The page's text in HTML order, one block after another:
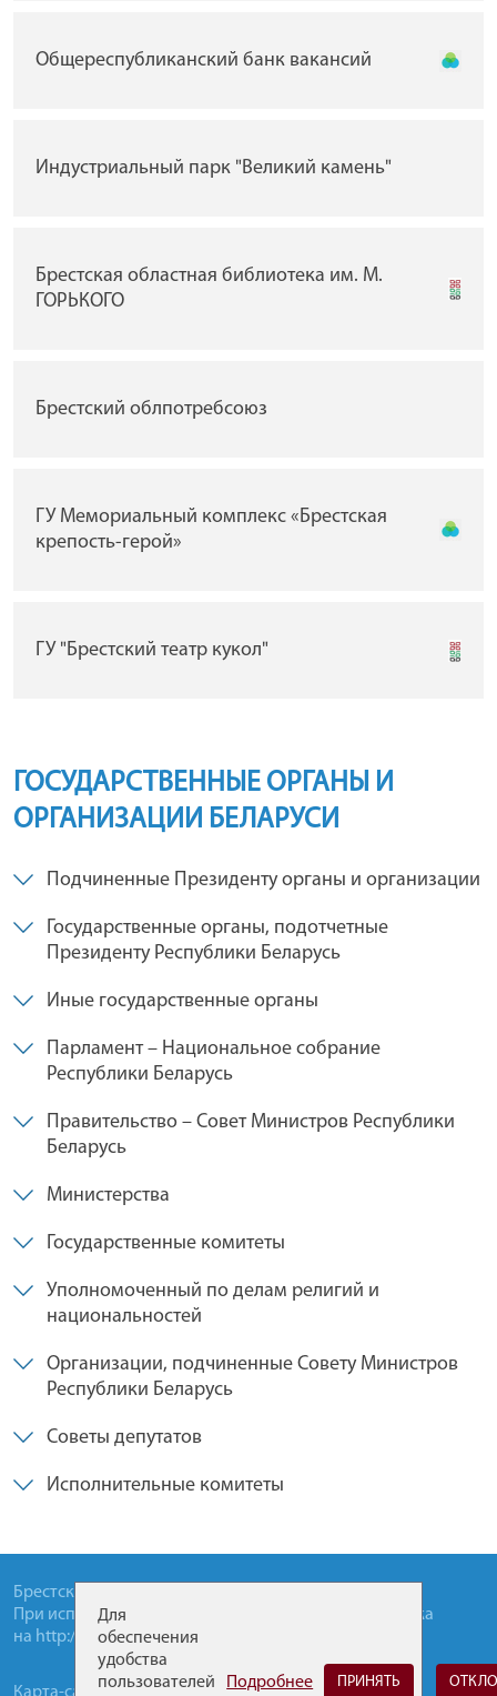
Общереспубликанский банк вакансий
Индустриальный парк "Великий камень"
Брестская областная библиотека им. М.
ГОРЬКОГО
Брестский облпотребсоюз
ГУ Мемориальный комплекс «Брестская
крепость-герой»
ГУ "Брестский театр кукол"
ГОСУДАРСТВЕННЫЕ ОРГАНЫ И
ОРГАНИЗАЦИИ БЕЛАРУСИ
Подчиненные Президенту органы и организации
Государственные органы, подотчетные
Президенту Республики Беларусь
Иные государственные органы
Парламент – Национальное собрание
Республики Беларусь
Правительство – Совет Министров Республики
Беларусь
Министерства
Государственные комитеты
Уполномоченный по делам религий и
национальностей
Организации, подчиненные Совету Министров
Республики Беларусь
Советы депутатов
Исполнительные комитеты
Брестский областной исполнительный комитет
При использовании материалов сайта, прямая ссылка
на http://brest-region.gov.by
Для
обеспечения
удобства
пользователей
Подробнее ПРИНЯТЬ